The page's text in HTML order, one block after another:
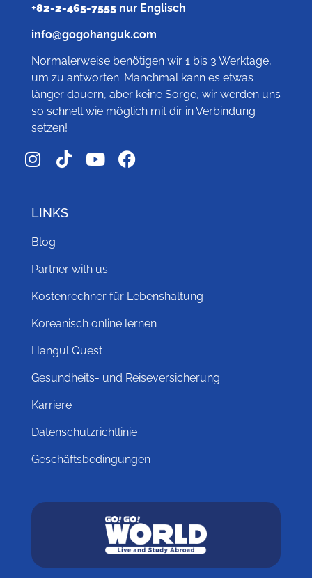
+82-2-465-7555nur Englisch
info@gogohanguk.com
Normalerweise benötigen wir 1 bis 3 Werktage,
um zu antworten. Manchmal kann es etwas
länger dauern, aber keine Sorge, wir werden uns
so schnell wie möglich mit dir in Verbindung
setzen!
LINKS
Blog
Partner with us
Kostenrechner für Lebenshaltung
Koreanisch online lernen
Hangul Quest
Gesundheits- und Reiseversicherung
Karriere
Datenschutzrichtlinie
Geschäftsbedingungen